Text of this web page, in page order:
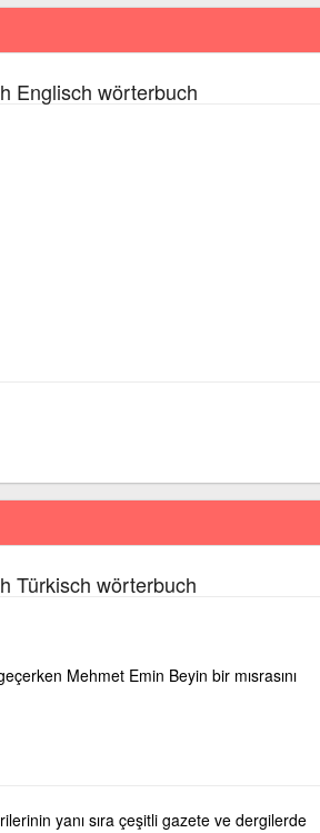
Englisch wörterbuch
Türkisch wörterbuch
Mehmet Emin Beyin bir mısrasını
yanı sıra çeşitli gazete ve dergilerde